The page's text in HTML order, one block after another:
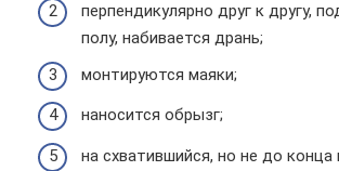
перпендикулярно друг к другу,
полу, набивается дрань;
монтируются маяки;
наносится обрызг;
на схватившийся, но не до